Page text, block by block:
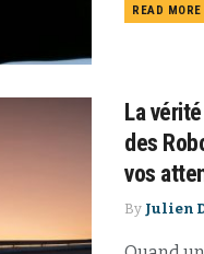
READ MORE
La
des
vos
By Julien